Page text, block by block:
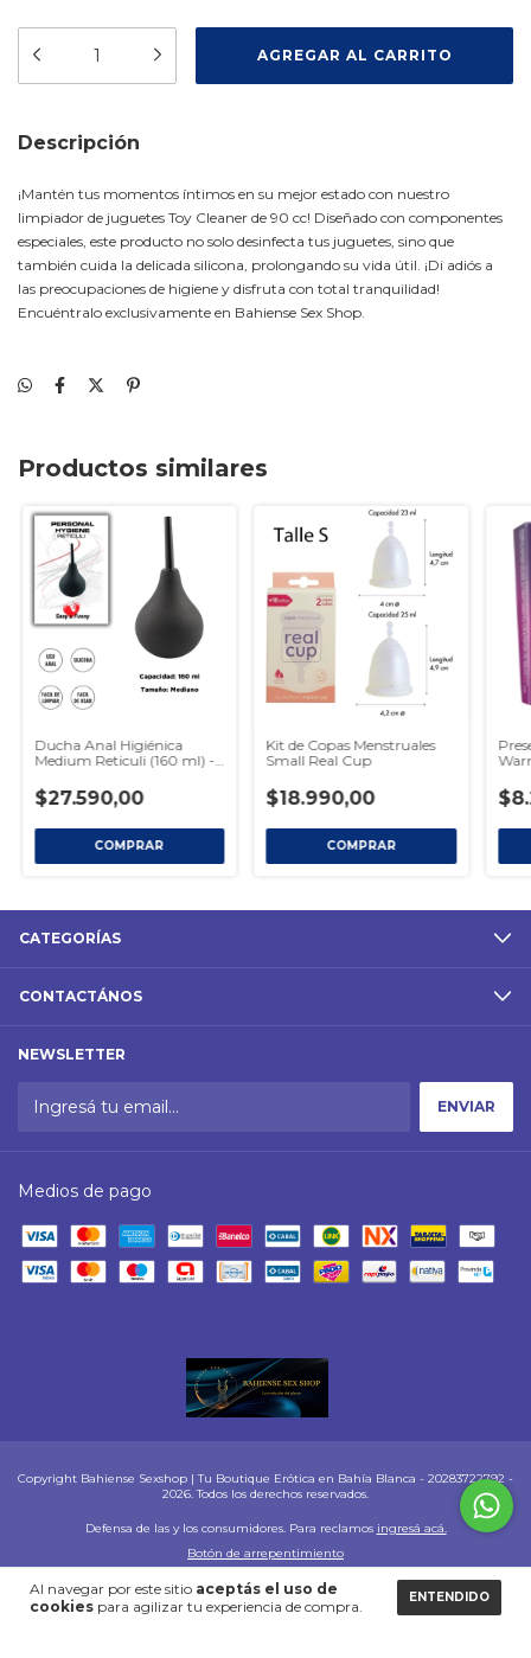
Al navegar por este sitio aceptás el uso de
cookies para agilizar tu experiencia de compra.
ENTENDIDO
Descripción
¡Mantén tus momentos íntimos en su mejor estado con nuestro
limpiador de juguetes Toy Cleaner de 90 cc! Diseñado con componentes
especiales, este producto no solo desinfecta tus juguetes, sino que
también cuida la delicada silicona, prolongando su vida útil. ¡Di adiós a
las preocupaciones de higiene y disfruta con total tranquilidad!
Encuéntralo exclusivamente en Bahiense Sex Shop.
Productos similares
Ducha Anal Higiénica
Medium Reticuli (160 ml) -
$27.590,00
Kit de Copas Menstruales
Small Real Cup
$18.990,00
CATEGORÍAS
CONTACTÁNOS
NEWSLETTER
Medios de pago
Copyright Bahiense Sexshop | Tu Boutique Erótica en Bahía Blanca - 20283722792 -
2026. Todos los derechos reservados.
Defensa de las y los consumidores. Para reclamos ingresá acá.
Botón de arrepentimiento